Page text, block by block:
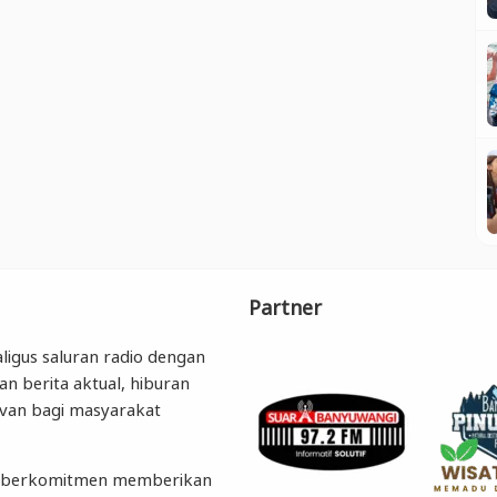
saluran radio dengan
berita aktual, hiburan
bagi masyarakat
memberikan
Partner